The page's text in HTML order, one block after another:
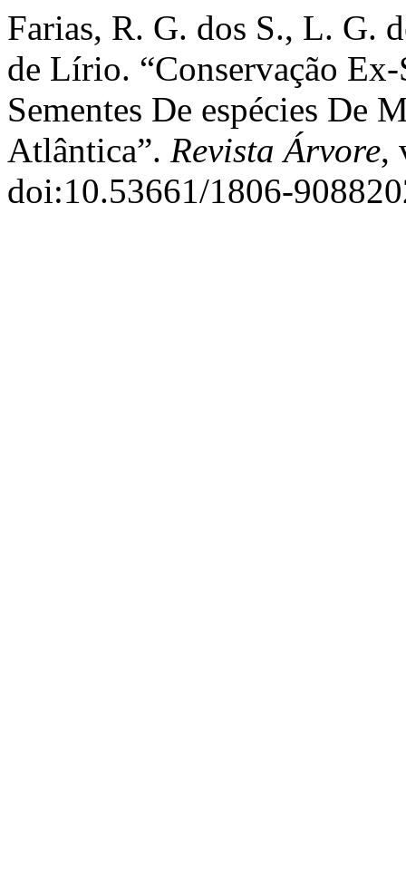
Farias, R. G. dos S., L. G.
de Lírio. “Conservação
Sementes De espécies De
Atlântica”. Revista Árvore,
doi:10.53661/1806-